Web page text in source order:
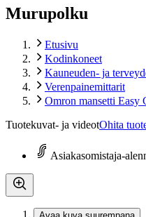
Murupolku
Etusivu
Kodinkoneet
Kauneuden- ja
Verenpainemittarit
Omron mansetti
Tuotekuvat- ja videotOhita
Asiakasomistaja-